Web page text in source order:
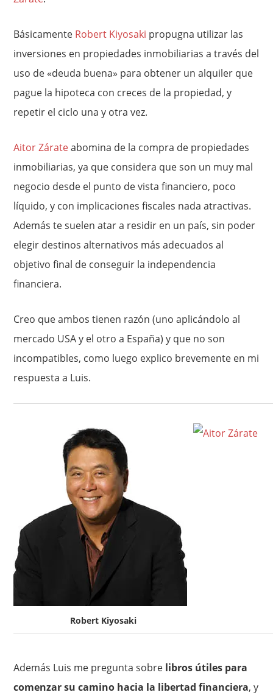
Básicamente Robert Kiyosaki propugna utilizar las
inversiones en propiedades inmobiliarias a través del
uso de «deuda buena» para obtener un alquiler que
pague la hipoteca con creces de la propiedad, y
repetir el ciclo una y otra vez.
Aitor Zárateabomina de la compra de propiedades
inmobiliarias, ya que considera que son un muy mal
negocio desde el punto de vista financiero, poco
líquido, y con implicaciones fiscales nada atractivas.
Además te suelen atar a residir en un país, sin poder
elegir destinos alternativos más adecuados al
objetivo final de conseguir la independencia
financiera.
Creo que ambos tienen razón (uno aplicándolo al
mercado USA y el otro a España) y que no son
incompatibles, como luego explico brevemente en mi
respuesta a Luis.
Robert Kiyosaki
Además Luis me pregunta sobre libros útiles para
comenzar su camino hacia la libertad financiera, y